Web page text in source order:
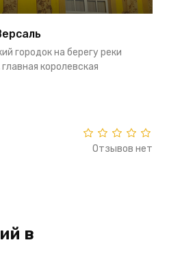
городок на берегу реки
королевская
Отзывов нет
в